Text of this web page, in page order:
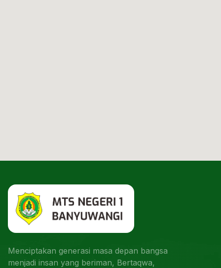
Menciptakan generasi masa depan bangsa
menjadi insan yang beriman, Bertaqwa,